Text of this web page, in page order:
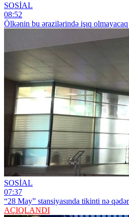
SOSİAL
08:52
Ölkənin bu ərazilərində işıq olmayacaq
SOSİAL
07:37
“28 May” stansiyasında tikinti nə
AÇIQLANDI